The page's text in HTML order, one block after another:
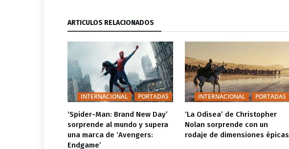
ARTÍCULOS RELACIONADOS
INTERNACIONAL PORTADAS
‘Spider-Man: Brand New Day’
sorprende al mundo y supera
una marca de ‘Avengers:
Endgame’
INTERNACIONAL PORTADAS
‘La Odisea’ de Christopher
Nolan sorprende con un
rodaje de dimensiones épicas